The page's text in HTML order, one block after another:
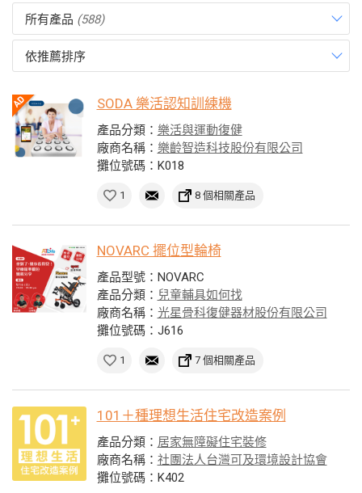
所有產品 (588)
依推薦排序
SODA 樂活認知訓練機
產品分類： 樂活與運動復健
廠商名稱： 樂齡智造科技股份有限公司
攤位號碼：K018
1 8 個相關產品
NOVARC 擺位型輪椅
產品型號：NOVARC
產品分類： 兒童輔具如何找
廠商名稱： 光星骨科復健器材股份有限公司
攤位號碼：J616
1 7 個相關產品
101＋種理想生活住宅改造案例
產品分類： 居家無障礙住宅裝修
廠商名稱： 社團法人台灣可及環境設計協會
攤位號碼：K402